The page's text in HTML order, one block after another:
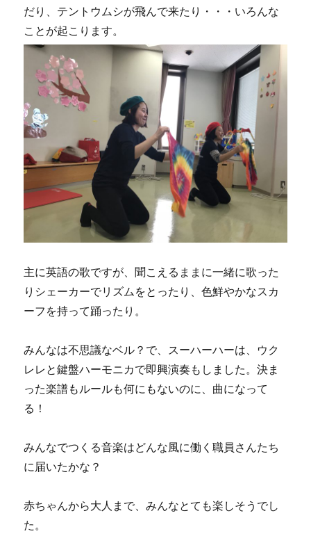
だり、テントウムシが飛んで来たり・・・いろんな
ことが起こります。
主に英語の歌ですが、聞こえるままに一緒に歌った
りシェーカーでリズムをとったり、色鮮やかなスカ
ーフを持って踊ったり。
みんなは不思議なベル？で、スーハーハーは、ウク
レレと鍵盤ハーモニカで即興演奏もしました。決ま
った楽譜もルールも何にもないのに、曲になって
る！
みんなでつくる音楽はどんな風に働く職員さんたち
に届いたかな？
赤ちゃんから大人まで、みんなとても楽しそうでし
た。